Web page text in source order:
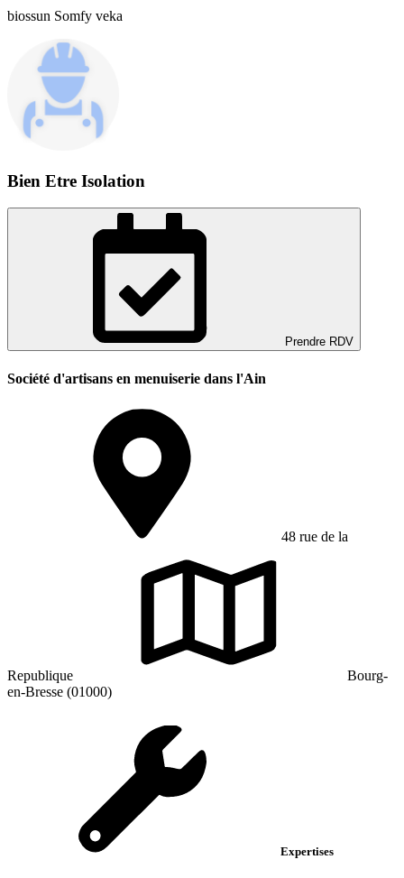
biossun Somfy veka
Bien Etre Isolation
Prendre RDV
Société d'artisans en menuiserie dans l'Ain
48 rue de la
Republique
Bourg-
en-Bresse (01000)
Expertises